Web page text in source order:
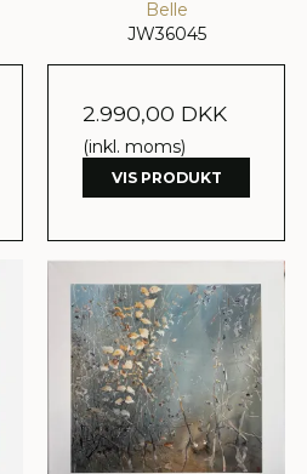
Belle
JW36045
2.990,00 DKK
(inkl. moms)
VIS PRODUKT